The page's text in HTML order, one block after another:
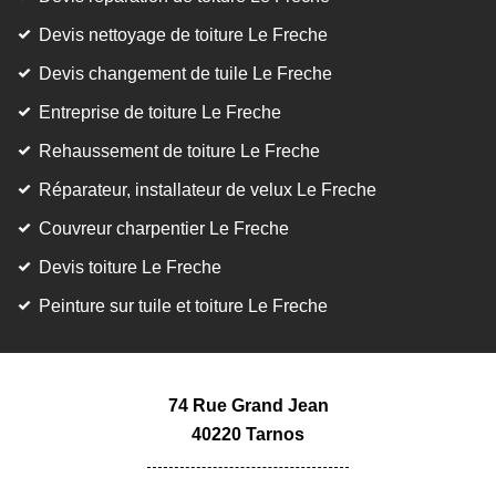
Devis nettoyage de toiture Le Freche
Devis changement de tuile Le Freche
Entreprise de toiture Le Freche
Rehaussement de toiture Le Freche
Réparateur, installateur de velux Le Freche
Couvreur charpentier Le Freche
Devis toiture Le Freche
Peinture sur tuile et toiture Le Freche
74 Rue Grand Jean
40220 Tarnos